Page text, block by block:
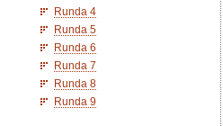
Runda 4
Runda 5
Runda 6
Runda 7
Runda 8
Runda 9